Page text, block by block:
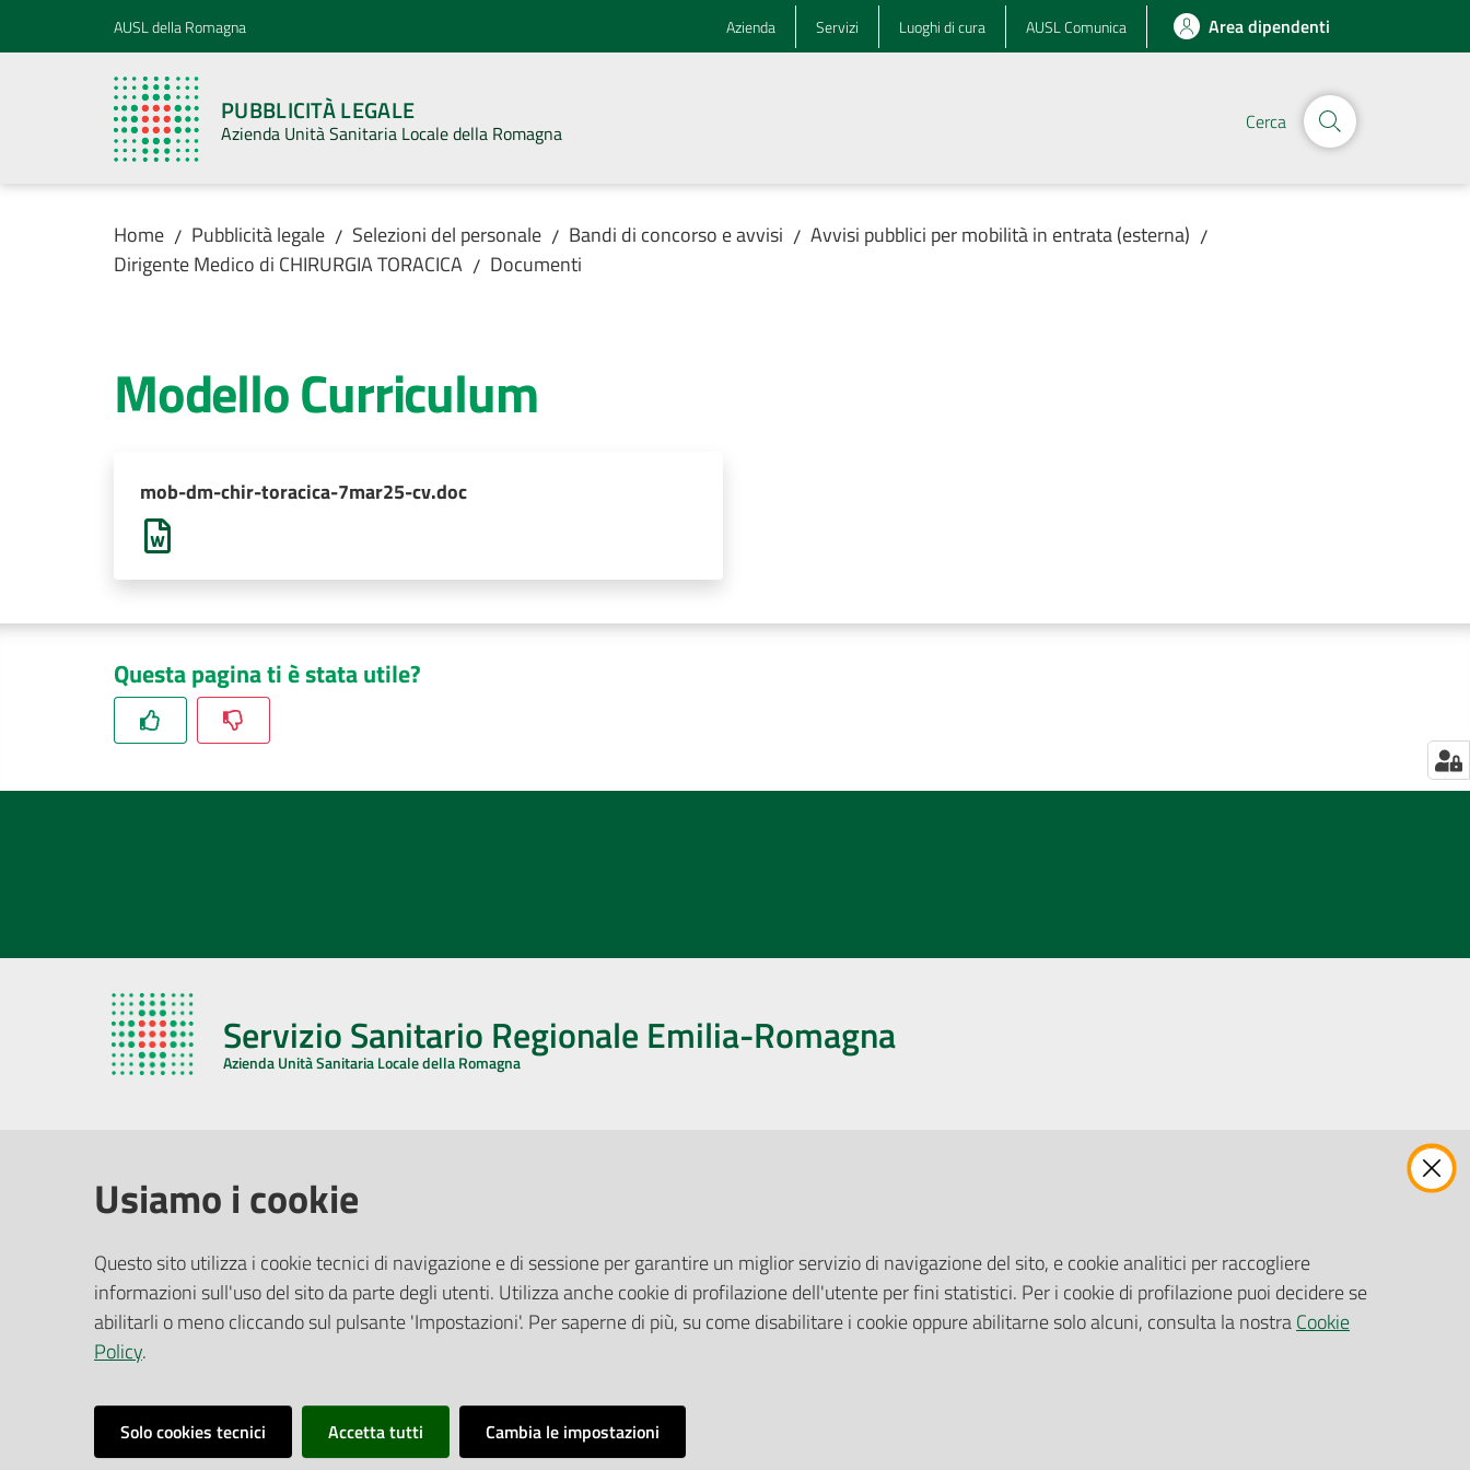
Vai al contenuto
Vai alla navigazioneAUSL della Romagna Azienda Servizi Luoghi di cura AUSL Comunica Area dipendenti
PUBBLICITÀ LEGALE
Azienda Unità Sanitaria Locale della Romagna Cerca
Home / Pubblicità legale / Selezioni del personale / Bandi di concorso e avvisi / Avvisi pubblici per mobilità in entrata (esterna) /
Dirigente Medico di CHIRURGIA TORACICA / Documenti
Modello Curriculum
mob-dm-chir-toracica-7mar25-cv.doc
Questa pagina ti è stata utile?
Servizio Sanitario Regionale Emilia-Romagna
Azienda Unità Sanitaria Locale della Romagna
Via De Gasperi, 8 - 48121 Ravenna (RA)
CF/P.IVA:02483810392
PEC:
azienda@pec.auslromagna.it
Ufficio Relazioni con il Pubblico
Riferimenti per la Stampa
Pubblicità legale
Albo Pretorio
Privacy Policy
Attuazione Misure PNRR
Gare e Appalti
Richiesta Patrocinio
Usiamo i cookie
Questo sito utilizza i cookie tecnici di navigazione e di sessione per garantire un miglior servizio di navigazione del sito, e cookie analitici per raccogliere
informazioni sull'uso del sito da parte degli utenti. Utilizza anche cookie di profilazione dell'utente per fini statistici. Per i cookie di profilazione puoi decidere se
abilitarli o meno cliccando sul pulsante 'Impostazioni'. Per saperne di più, su come disabilitare i cookie oppure abilitarne solo alcuni, consulta la nostraCookie
Policy.
Solo cookies tecnici Accetta tutti Cambia le impostazioni